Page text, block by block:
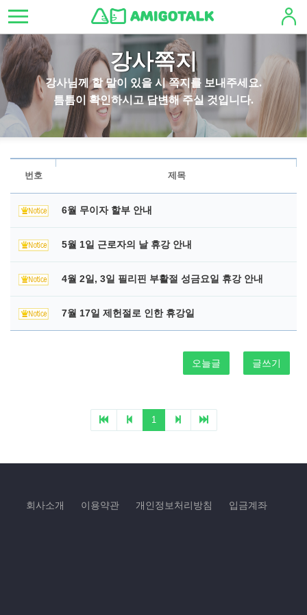
강사쪽지
강사님께 할 말이 있을 시 쪽지를 보내주세요.
틈틈이 확인하시고 답변해 주실 것입니다.
번호 제목
6월 무이자 할부 안내
5월 1일 근로자의 날 휴강 안내
4월 2일, 3일 필리핀 부활절 성금요일 휴강 안내
7월 17일 제헌절로 인한 휴강일
오늘글 글쓰기
1
회사소개 이용약관 개인정보처리방침 입금계좌